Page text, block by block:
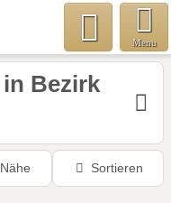
Menu
in Bezirk
Nähe Sortieren